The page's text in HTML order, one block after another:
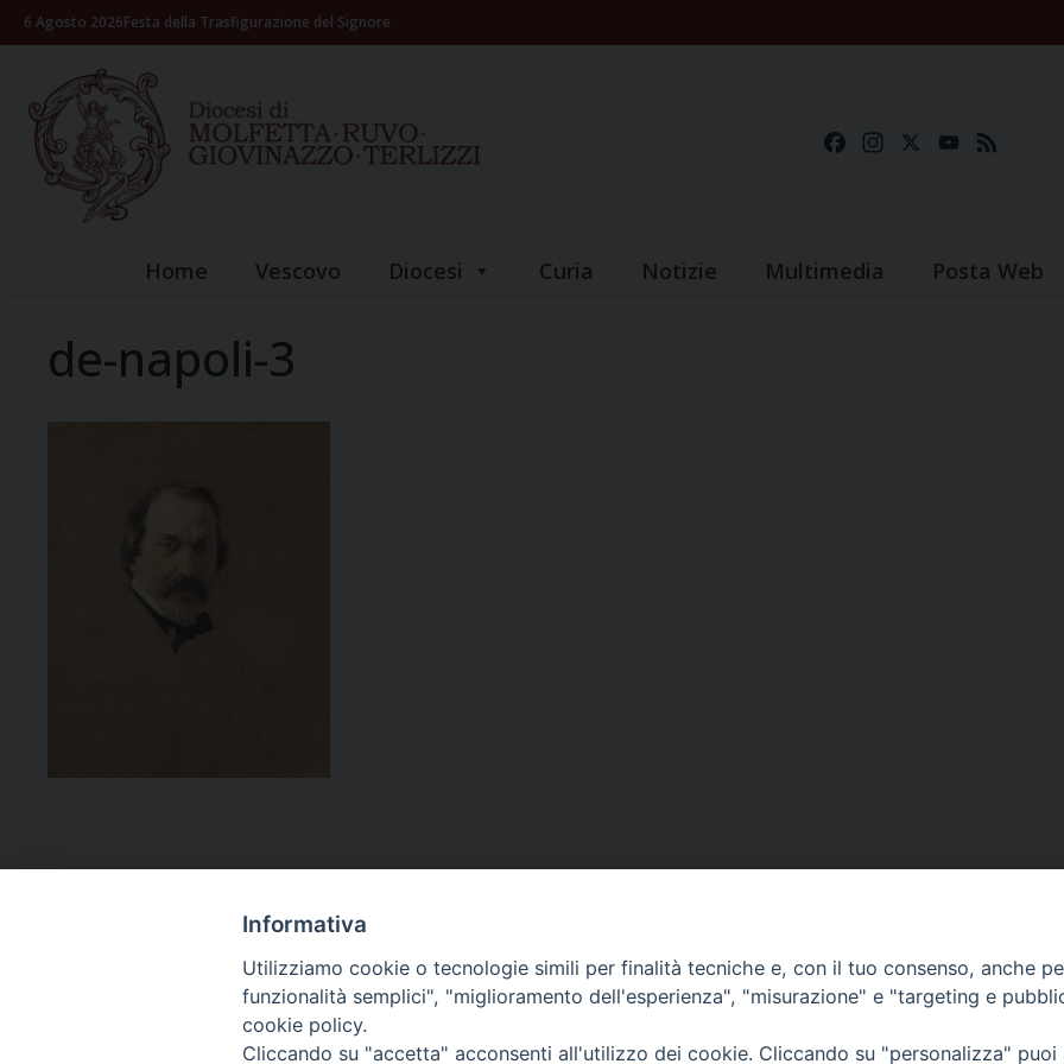
Skip6 Agosto 2026Festa della Trasfigurazione del Signore
FacebookInstagramYouTube
Home Vescovo Diocesi Curia Notizie Multimedia Posta Web
de-napoli-3
Ufficio Comunicazioni sociali
Informativa
Utilizziamo cookie o tecnologie simili per finalità tecniche e, con il tuo consenso, anche
funzionalità semplici", "miglioramento dell'esperienza", "misurazione" e "targeting e
cookie policy.
Cliccando su "accetta" acconsenti all'utilizzo dei cookie. Cliccando su "personalizza"